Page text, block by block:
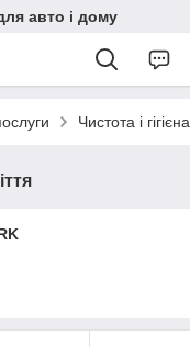
авто і дому
Чистота і гігієна